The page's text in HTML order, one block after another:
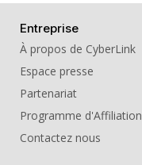
Entreprise
À propos de CyberLink
Espace presse
Partenariat
Programme d'Affiliation
Contactez nous